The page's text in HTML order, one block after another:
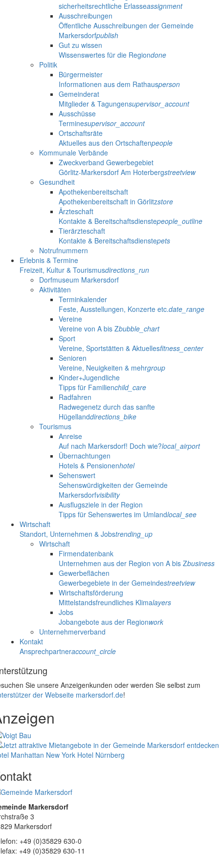
sicherheitsrechtliche Erlasseassignment
Ausschreibungen
Öffentliche Ausschreibungen der Gemeinde
Markersdorfpublish
Gut zu wissen
Wissenswertes für die Regiondone
Politik
Bürgermeister
Informationen aus dem Rathausperson
Gemeinderat
Mitglieder & Tagungensupervisor_account
Ausschüsse
Terminesupervisor_account
Ortschaftsräte
Aktuelles aus den Ortschaftenpeople
Kommunale Verbände
Zweckverband Gewerbegebiet
Görlitz-Markersdorf Am Hoterbergstreetview
Gesundheit
Apothekenbereitschaft
Apothekenbereitschaft in Görlitzstore
Ärzteschaft
Kontakte & Bereitschaftsdienstepeople_outline
Tierärzteschaft
Kontakte & Bereitschaftsdienstepets
Notrufnummern
Erlebnis & Termine
Freizeit, Kultur & Tourismusdirections_run
Dorfmuseum Markersdorf
Aktivitäten
Terminkalender
Feste, Ausstellungen, Konzerte etc.date_range
Vereine
Vereine von A bis Zbubble_chart
Sport
Vereine, Sportstätten & Aktuellesfitness_center
Senioren
Vereine, Neuigkeiten & mehrgroup
Kinder+Jugendliche
Tipps für Familienchild_care
Radfahren
Radwegenetz durch das sanfte
Hügellanddirections_bike
Tourismus
Anreise
Auf nach Markersdorf! Doch wie?local_airport
Übernachtungen
Hotels & Pensionenhotel
Sehenswert
Sehenswürdigkeiten der Gemeinde
Markersdorfvisibility
Ausflugsziele in der Region
Tipps für Sehenswertes im Umlandlocal_see
Wirtschaft
Standort, Unternehmen & Jobstrending_up
Wirtschaft
Firmendatenbank
Unternehmen aus der Region von A bis Zbusiness
Gewerbeflächen
Gewerbegebiete in der Gemeindestreetview
Wirtschaftsförderung
Mittelstandsfreundliches Klimalayers
Jobs
Jobangebote aus der Regionwork
Unternehmerverband
Kontakt
Ansprechpartneraccount_circle
Sie unsere Anzeigenkunden oder werden Sie selbst zum
der Webseite markersdorf.de!
Manhattan New York Hotel Nürnberg
Markersdorf
3
Markersdorf
+49 (0)35829 630-0
+49 (0)35829 630-11